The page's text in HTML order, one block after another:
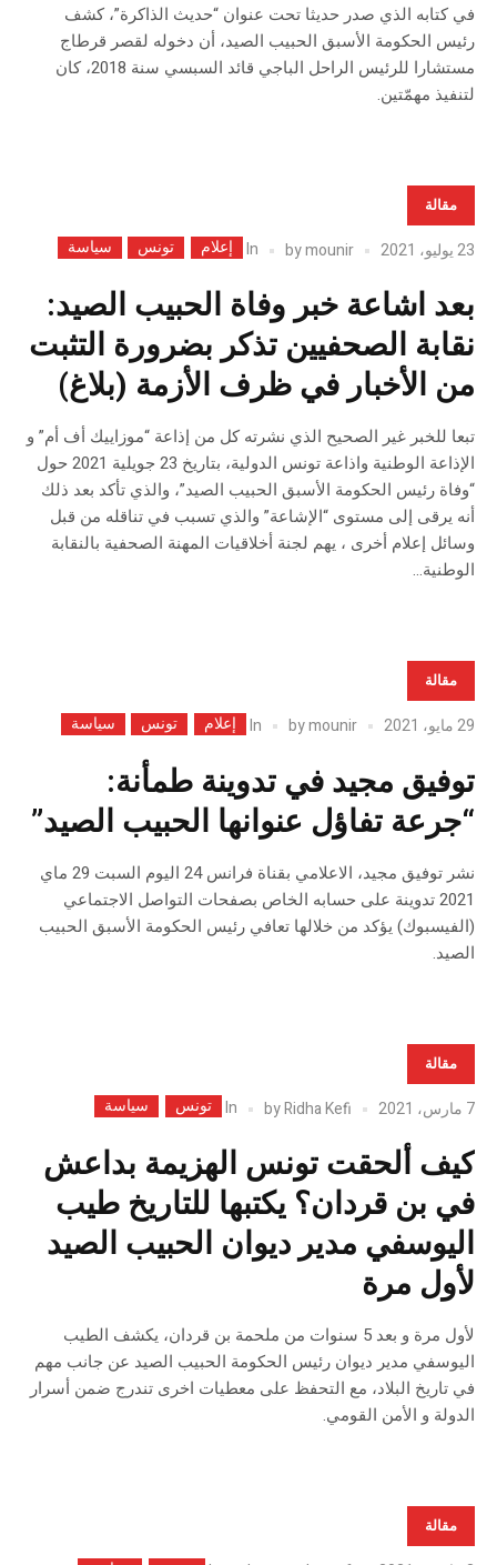
في كتابه الذي صدر حديثا تحت عنوان “حديث الذاكرة”، كشف
رئيس الحكومة الأسبق الحبيب الصيد، أن دخوله لقصر قرطاج
مستشارا للرئيس الراحل الباجي قائد السبسي سنة 2018، كان
لتنفيذ مهمّتين.
مقالة
23 يوليو، 2021 bymounir
In إعلام تونس سياسة
بعد اشاعة خبر وفاة الحبيب الصيد:
نقابة الصحفيين تذكر بضرورة التثبت
من الأخبار في ظرف الأزمة (بلاغ)
تبعا للخبر غير الصحيح الذي نشرته كل من إذاعة “موزاييك أف أم” و
الإذاعة الوطنية واذاعة تونس الدولية، بتاريخ 23 جويلية 2021 حول
“وفاة رئيس الحكومة الأسبق الحبيب الصيد”، والذي تأكد بعد ذلك
أنه يرقى إلى مستوى “الإشاعة” والذي تسبب في تناقله من قبل
وسائل إعلام أخرى ، يهم لجنة أخلاقيات المهنة الصحفية بالنقابة
الوطنية...
مقالة
29 مايو، 2021 bymounir
In إعلام تونس سياسة
توفيق مجيد في تدوينة طمأنة:
“جرعة تفاؤل عنوانها الحبيب الصيد”
نشر توفيق مجيد، الاعلامي بقناة فرانس 24 اليوم السبت 29 ماي
2021 تدوينة على حسابه الخاص بصفحات التواصل الاجتماعي
(الفيسبوك) يؤكد من خلالها تعافي رئيس الحكومة الأسبق الحبيب
الصيد.
مقالة
7 مارس، 2021 byRidha Kefi
In تونس سياسة
كيف ألحقت تونس الهزيمة بداعش
في بن قردان؟ يكتبها للتاريخ طيب
اليوسفي مدير ديوان الحبيب الصيد
لأول مرة
لأول مرة و بعد 5 سنوات من ملحمة بن قردان، يكشف الطيب
اليوسفي مدير ديوان رئيس الحكومة الحبيب الصيد عن جانب مهم
في تاريخ البلاد، مع التحفظ على معطيات اخرى تندرج ضمن أسرار
الدولة و الأمن القومي.
مقالة